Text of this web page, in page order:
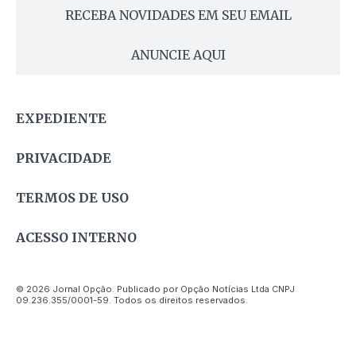
RECEBA NOVIDADES EM SEU EMAIL
ANUNCIE AQUI
EXPEDIENTE
PRIVACIDADE
TERMOS DE USO
ACESSO INTERNO
© 2026 Jornal Opção. Publicado por Opção Notícias Ltda CNPJ
09.236.355/0001-59. Todos os direitos reservados.